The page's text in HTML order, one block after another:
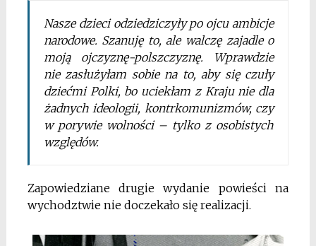
Nasze dzieci odziedziczyły po ojcu ambicje
narodowe. Szanuję to, ale walczę zajadle o
moją ojczyznę-polszczyznę. Wprawdzie
nie zasłużyłam sobie na to, aby się czuły
dziećmi Polki, bo uciekłam z Kraju nie dla
żadnych ideologii, kontrkomunizmów, czy
w porywie wolności – tylko z osobistych
względów.
Zapowiedziane drugie wydanie powieści na
wychodztwie nie doczekało się realizacji.